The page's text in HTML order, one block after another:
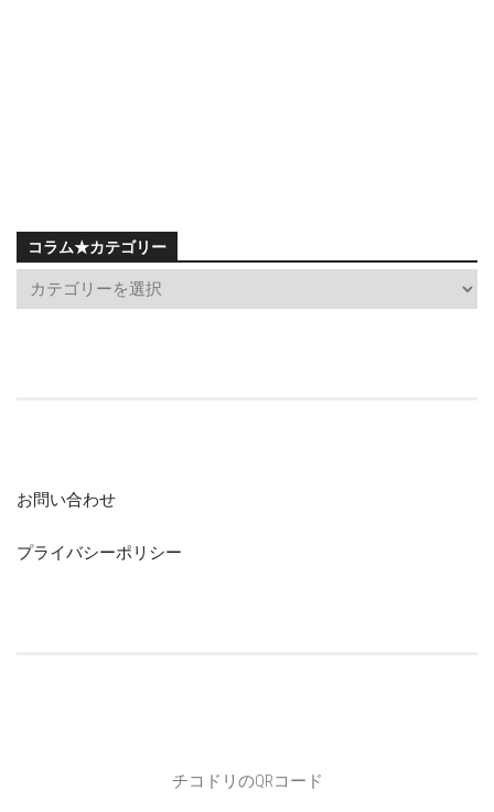
コラム★カテゴリー
お問い合わせ
プライバシーポリシー
チコドリのQRコード